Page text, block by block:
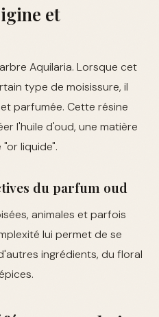
et
Aquilaria. Lorsque cet
type de moisissure, il
parfumée. Cette résine
l'huile d'oud, une matière
liquide".
du parfum oud
animales et parfois
lui permet de se
ingrédients, du floral